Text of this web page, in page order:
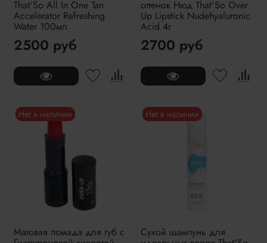
That'So All In One Tan
Accelerator Refreshing
Water 100мл
2500 руб
оттенок Нюд That'So Over
Up Lipstick Nudehyaluronic
Acid 4г
2700 руб
Нет в наличии
Матовая помада для губ с
Нет в наличии
Сухой шампунь для